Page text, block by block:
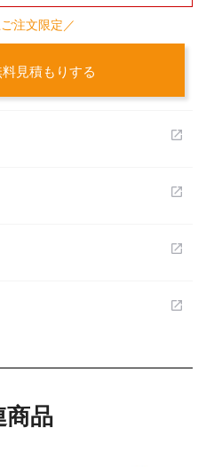
注文限定／
見積もりする
open_in_new
open_in_new
open_in_new
open_in_new
商品